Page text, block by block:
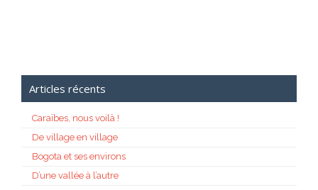
Articles récents
Caraïbes, nous voilà !
De village en village
Bogota et ses environs
D’une vallée à l’autre